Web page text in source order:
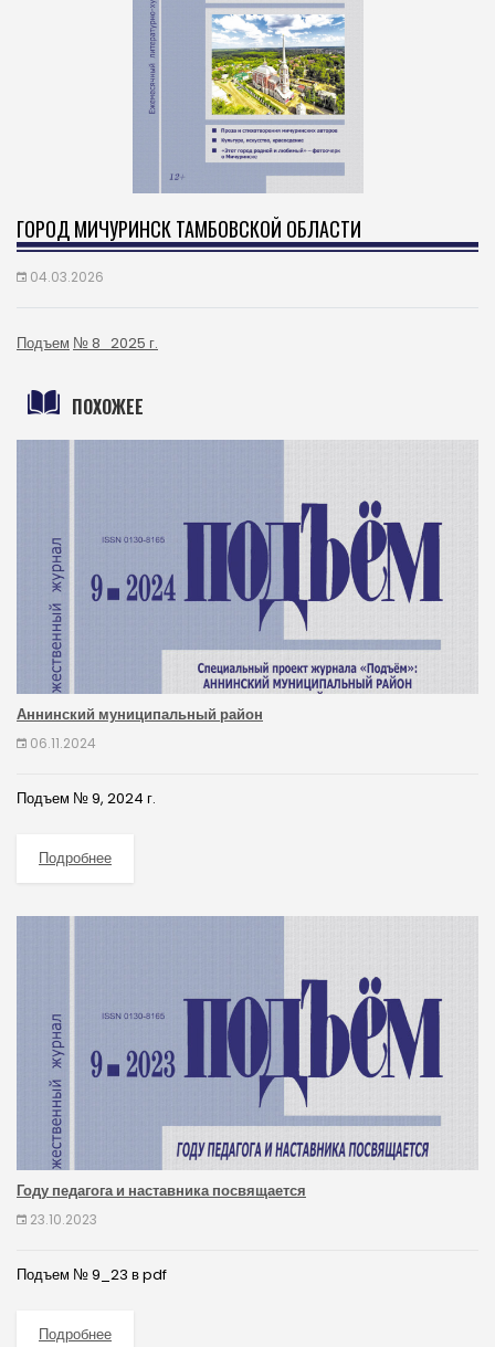
ГОРОД МИЧУРИНСК ТАМБОВСКОЙ ОБЛАСТИ
04.03.2026
Подъем № 8_2025 г.
ПОХОЖЕЕ
Аннинский муниципальный район
06.11.2024
Подъем № 9, 2024 г.
Подробнее
Году педагога и наставника посвящается
23.10.2023
Подъем № 9_23 в pdf
Подробнее